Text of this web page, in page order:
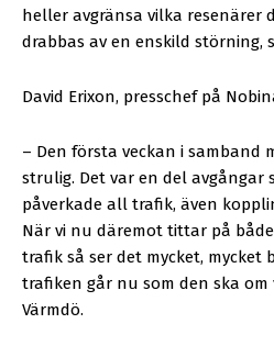
heller avgränsa vilka resenärer
drabbas av en enskild störning,
David Erixon, presschef på
– Den första veckan i samband
strulig. Det var en del avgångar
påverkade all trafik, även
När vi nu däremot tittar på
trafik så ser det mycket, mycket
trafiken går nu som den ska
Värmdö.